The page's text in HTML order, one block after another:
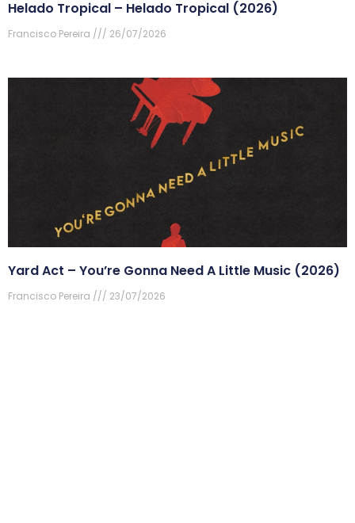
Helado Tropical – Helado Tropical (2026)
Francisco Pereira 26/07/2026
Yard Act – You’re Gonna Need A Little Music (2026)
Francisco Pereira 23/07/2026